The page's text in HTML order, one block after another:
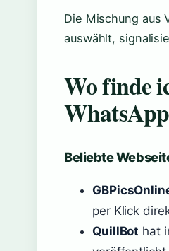
Die Mischung aus
auswählt,
Wo finde
Beliebte
per Klick
QuillBot hat